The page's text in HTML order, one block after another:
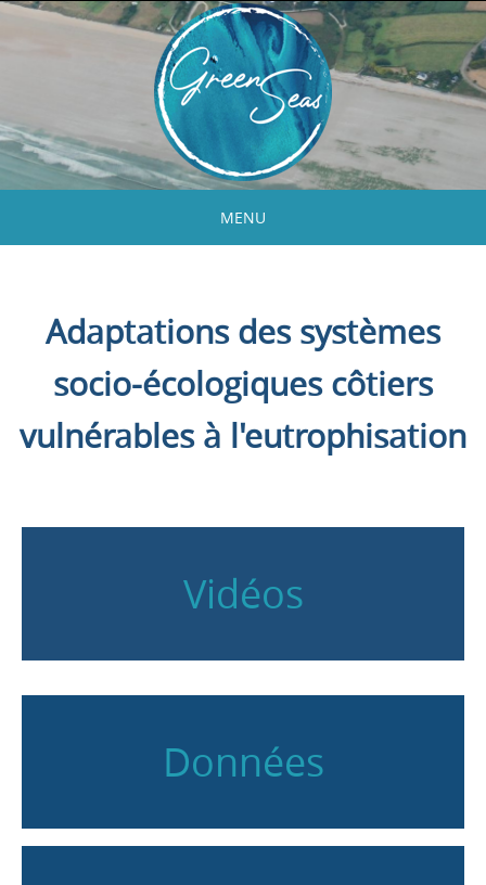
Skip
MENU
contentAdaptations des systèmes
socio-écologiques côtiers
vulnérables à l'eutrophisation
Vidéos
Données